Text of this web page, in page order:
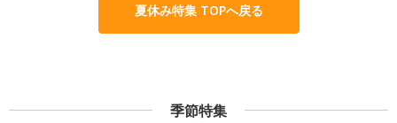
夏休み特集 TOPへ戻る
季節特集